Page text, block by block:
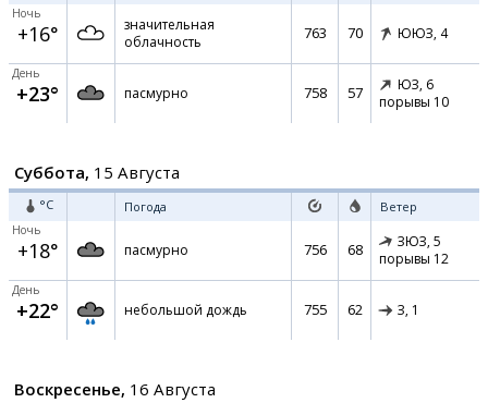
Ночь
+16°
значительная
облачность
763 70 ЮЮЗ, 4
День
+23° пасмурно 758 57 ЮЗ, 6
порывы 10
Суббота, 15 Августа
°C Погода Ветер
Ночь
+18° пасмурно 756 68 ЗЮЗ, 5
порывы 12
День
+22° небольшой дождь 755 62 З, 1
Воскресенье, 16 Августа